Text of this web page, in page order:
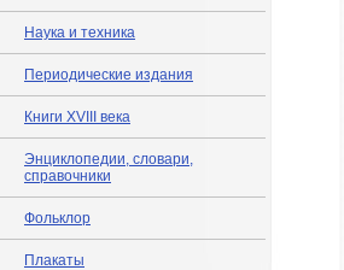
Наука и техника
Периодические издания
Книги XVIII века
Энциклопедии, словари,
справочники
Фольклор
Плакаты